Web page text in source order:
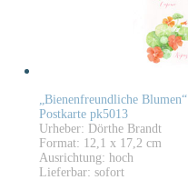
„Bienenfreundliche Blumen“
Postkarte pk5013
Urheber: Dörthe Brandt
Format: 12,1 x 17,2 cm
Ausrichtung: hoch
Lieferbar: sofort